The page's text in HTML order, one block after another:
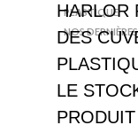
PLASTIQUE
NOS
HARLOR
DES
LE